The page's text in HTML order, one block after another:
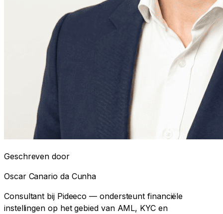
Geschreven door
Oscar Canario da Cunha
Consultant bij Pideeco — ondersteunt financiële
instellingen op het gebied van AML, KYC en